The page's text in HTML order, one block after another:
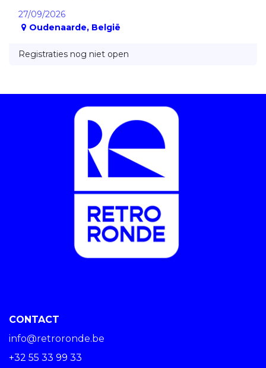
27/09/2026
Oudenaarde, België
Registraties nog niet open
CONTACT
info@retroronde.be
+32 55 33 99 33